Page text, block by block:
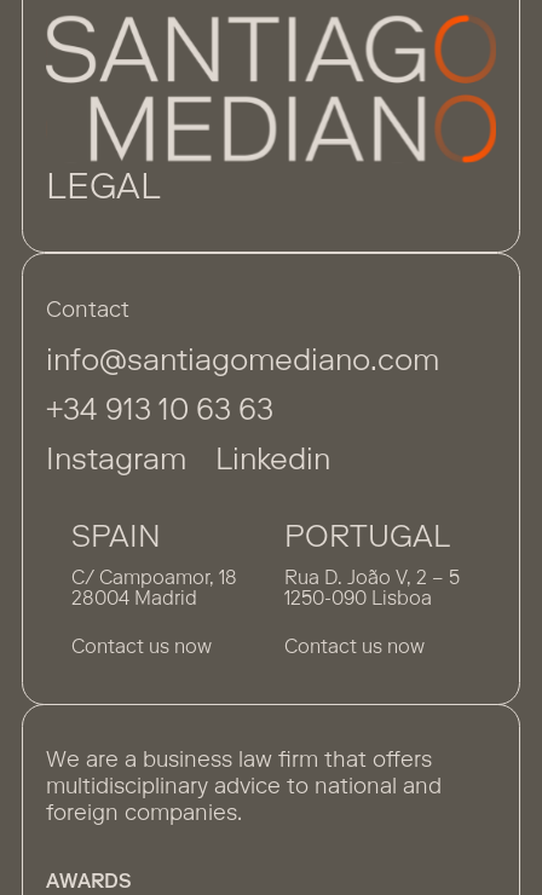
Contact
info@santiagomediano.com
+34 913 10 63 63
Instagram
Linkedin
SPAIN
C/ Campoamor, 18
28004 Madrid
Contact us now
PORTUGAL
Rua D. João V, 2 – 5
1250-090 Lisboa
Contact us now
LEGAL
We are a business law firm that offers
multidisciplinary advice to national and
foreign companies.
AWARDS